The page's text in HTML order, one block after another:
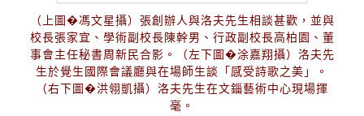
（上圖�馮文星攝）張創辦人與洛夫先生相談甚歡，並與
校長張家宜、學術副校長陳幹男、行政副校長高柏園、董
事會主任秘書周新民合影。（左下圖�涂嘉翔攝）洛夫先
生於覺生國際會議廳與在場師生談「感受詩歌之美」。
（右下圖�洪翎凱攝）洛夫先生在文錙藝術中心現場揮
毫。